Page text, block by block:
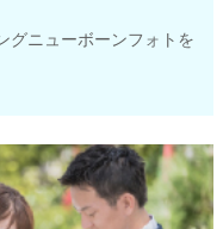
グニューボーンフォトを